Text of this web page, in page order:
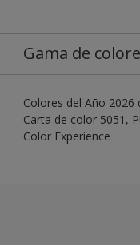
Gama de
Colores del Año
Carta de color 5051,
Color Experience